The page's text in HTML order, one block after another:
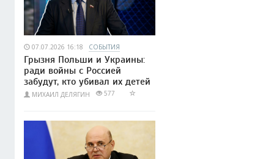
07.07.2026 16:18 СОБЫТИЯ
Грызня Польши и Украины:
ради войны с Россией
забудут, кто убивал их детей
МИХАИЛ ДЕЛЯГИН 577